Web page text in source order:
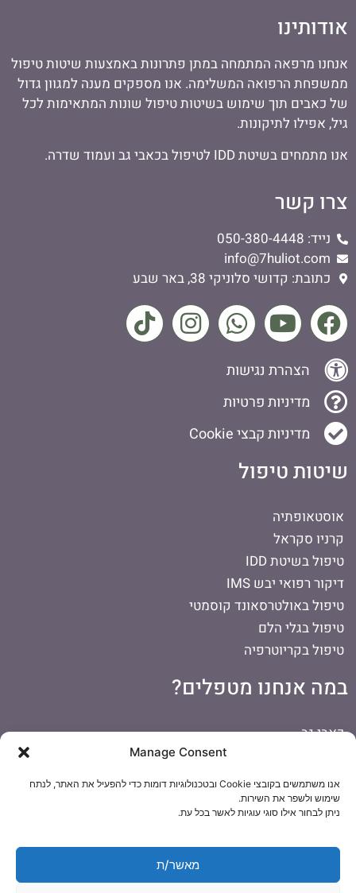
Manage Consent
אנו משתמשים בקובצי Cookie ובטכנולוגיות דומות כדי להפעיל את האתר, לנתח
שימוש ולשפר את השירות.
ניתן לבחור אילו סוגי עוגיות לאשר בכל עת.
מאשר/ת
אודותינו
אנחנו מרפאה המתמחה במתן פתרונות באמצעות שיטות טיפול
ממשפחת הרפואה המשלימה. אנו מספקים מענה למגוון גדול
של כאבים תוך שימוש בשיטות טיפול שונות המתאימות לכל
גיל, אפילו לתיקונות.
אנו מתמחים בשיטת IDD לטיפול בכאבי גב ועמוד שדרה.
צרו קשר
נייד: 050-380-4448
info@7huliot.com
כתובת: קדושי סלוניקי 38, באר שבע
הצהרת נגישות
מדיניות פרטיות
מדיניות קבצי Cookie
שיטות טיפול
אוסטאופתיה
קרניו סקראל
טיפול בשיטת IDD
דיקור רפואי יבש IMS
טיפול באולטרסאונד קוסמטי
טיפול בגלי הלם
טיפול בקריוטרפיה
במה אנחנו מטפלים?
כאבי גב
כאבי ראש
דורבן ברגל
כאבי צוואר
כאבי ברכיים
טיפול לתינוקות